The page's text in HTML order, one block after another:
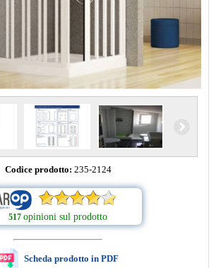
Codice prodotto: 235-2124
517 opinioni sul prodotto
Scheda prodotto in PDF